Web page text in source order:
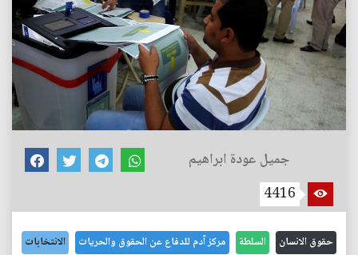
جميل عودة ابراهيم
4416
حقوق الانسان السلطة مركز آدم للدفاع عن الحقوق والحريات الانتخابات